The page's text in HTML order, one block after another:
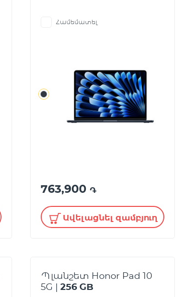
Համեմատել
763,900 ֏
Ավելացնել զամբյուղ
Պլանշետ Honor Pad 10
5G | 256 GB